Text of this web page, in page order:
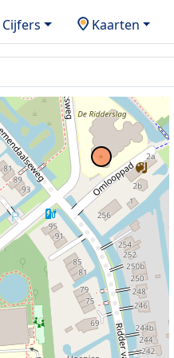
Cijfers Kaarten